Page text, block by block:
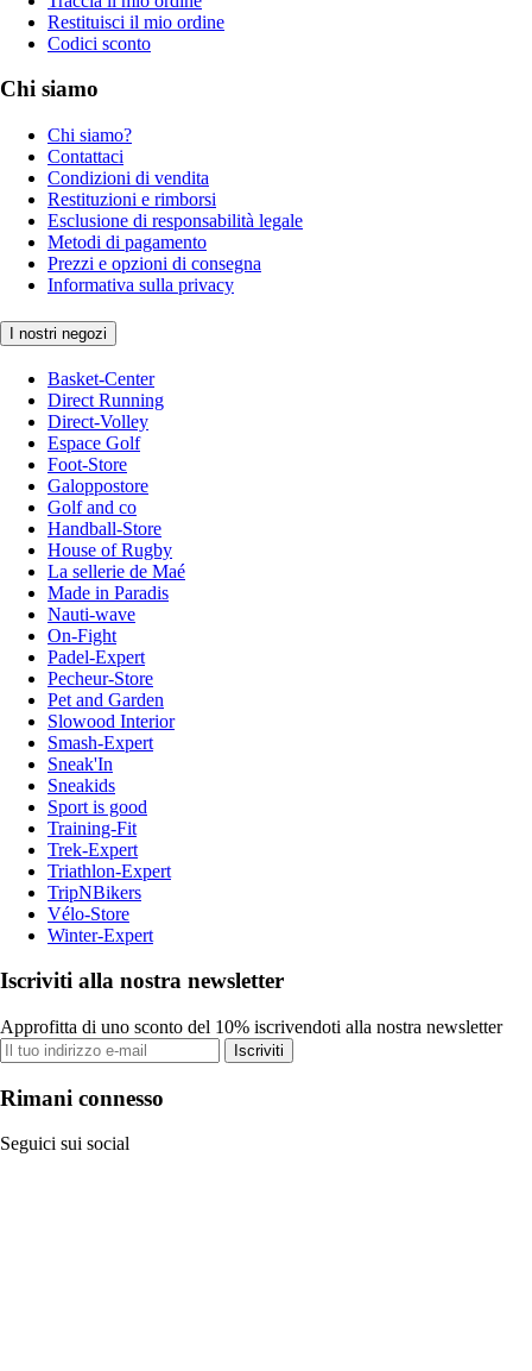
Restituisci il mio ordine
Codici sconto
Chi siamo
Chi siamo?
Contattaci
Condizioni di vendita
Restituzioni e rimborsi
Esclusione di responsabilità legale
Metodi di pagamento
Prezzi e opzioni di consegna
Informativa sulla privacy
I nostri negozi
Basket-Center
Direct Running
Direct-Volley
Espace Golf
Foot-Store
Galoppostore
Golf and co
Handball-Store
House of Rugby
La sellerie de Maé
Made in Paradis
Nauti-wave
On-Fight
Padel-Expert
Pecheur-Store
Pet and Garden
Slowood Interior
Smash-Expert
Sneak'In
Sneakids
Sport is good
Training-Fit
Trek-Expert
Triathlon-Expert
TripNBikers
Vélo-Store
Winter-Expert
Iscriviti alla nostra newsletter
Approfitta di uno sconto del 10% iscrivendoti alla nostra newsletter
Iscriviti
Rimani connesso
Seguici sui social